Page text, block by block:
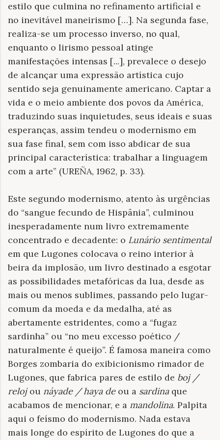
estilo que culmina no refinamento artificial e
no inevitável maneirismo […]. Na segunda fase,
realiza-se um processo inverso, no qual,
enquanto o lirismo pessoal atinge
manifestações intensas [...], prevalece o desejo
de alcançar uma expressão artística cujo
sentido seja genuinamente americano. Captar a
vida e o meio ambiente dos povos da América,
traduzindo suas inquietudes, seus ideais e suas
esperanças, assim tendeu o modernismo em
sua fase final, sem com isso abdicar de sua
principal característica: trabalhar a linguagem
com a arte” (UREÑA, 1962, p. 33).
Este segundo modernismo, atento às urgências
do “sangue fecundo de Hispânia”, culminou
inesperadamente num livro extremamente
concentrado e decadente: o Lunário sentimental
em que Lugones colocava o reino interior à
beira da implosão, um livro destinado a esgotar
as possibilidades metafóricas da lua, desde as
mais ou menos sublimes, passando pelo lugar-
comum da moeda e da medalha, até as
abertamente estridentes, como a “fugaz
sardinha” ou “no meu excesso poético /
naturalmente é queijo”. É famosa maneira como
Borges zombaria do exibicionismo rimador de
Lugones, que fabrica pares de estilo de boj /
relojou náyade / haya deou a sardinaque
acabamos de mencionar, e a mandolina. Palpita
aqui o feísmo do modernismo. Nada estava
mais longe do espírito de Lugones do que a